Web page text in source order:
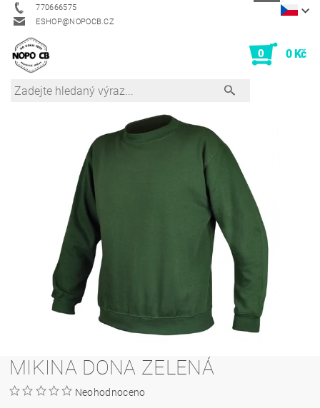
770666575
ESHOP@NOPOCB.CZ
0 0 Kč
MIKINA DONA ZELENÁ
Neohodnoceno